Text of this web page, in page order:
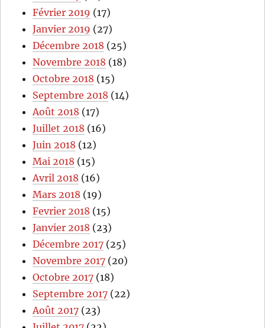
Février 2019 (17)
Janvier 2019 (27)
Décembre 2018 (25)
Novembre 2018 (18)
Octobre 2018 (15)
Septembre 2018 (14)
Août 2018 (17)
Juillet 2018 (16)
Juin 2018 (12)
Mai 2018 (15)
Avril 2018 (16)
Mars 2018 (19)
Fevrier 2018 (15)
Janvier 2018 (23)
Décembre 2017 (25)
Novembre 2017 (20)
Octobre 2017 (18)
Septembre 2017 (22)
Août 2017 (23)